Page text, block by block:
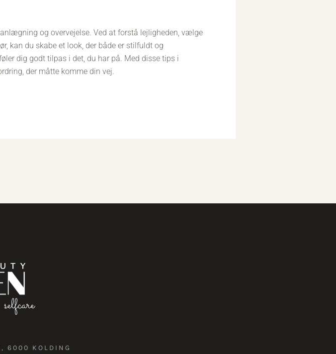
og overvejelse. Ved at forstå lejligheden, vælge
kan du skabe et look, der både er stilfuldt og
dig godt tilpas i det, du har på. Med disse tips i
der måtte komme din vej.
6000 KOLDING